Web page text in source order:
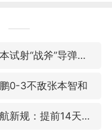
日本试射“战斧”导弹，国防部回应
0-3不敌张本智和
东航新规：提前14天可免费退改签